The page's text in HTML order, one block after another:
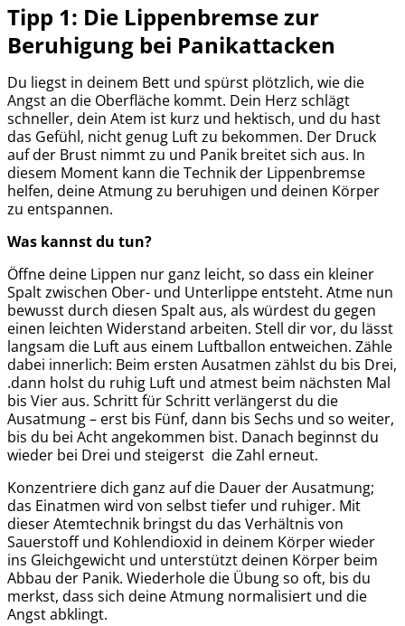
Tipp 1: Die Lippenbremse zur
Beruhigung bei Panikattacken
Du liegst in deinem Bett und spürst plötzlich, wie die
Angst an die Oberfläche kommt. Dein Herz schlägt
schneller, dein Atem ist kurz und hektisch, und du hast
das Gefühl, nicht genug Luft zu bekommen. Der Druck
auf der Brust nimmt zu und Panik breitet sich aus. In
diesem Moment kann die Technik der Lippenbremse
helfen, deine Atmung zu beruhigen und deinen Körper
zu entspannen.
Was kannst du tun?
Öffne deine Lippen nur ganz leicht, so dass ein kleiner
Spalt zwischen Ober- und Unterlippe entsteht. Atme nun
bewusst durch diesen Spalt aus, als würdest du gegen
einen leichten Widerstand arbeiten. Stell dir vor, du lässt
langsam die Luft aus einem Luftballon entweichen. Zähle
dabei innerlich: Beim ersten Ausatmen zählst du bis Drei,
.dann holst du ruhig Luft und atmest beim nächsten Mal
bis Vier aus. Schritt für Schritt verlängerst du die
Ausatmung – erst bis Fünf, dann bis Sechs und so weiter,
bis du bei Acht angekommen bist. Danach beginnst du
wieder bei Drei und steigerst die Zahl erneut.
Konzentriere dich ganz auf die Dauer der Ausatmung;
das Einatmen wird von selbst tiefer und ruhiger. Mit
dieser Atemtechnik bringst du das Verhältnis von
Sauerstoff und Kohlendioxid in deinem Körper wieder
ins Gleichgewicht und unterstützt deinen Körper beim
Abbau der Panik. Wiederhole die Übung so oft, bis du
merkst, dass sich deine Atmung normalisiert und die
Angst abklingt.